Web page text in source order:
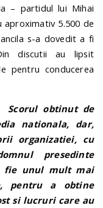
– partidul lui Mihai
aproximativ 5.500 de
s-a dovedit a fi
discutii au lipsit
pentru conducerea
Scorul obtinut de
nationala, dar,
organizatiei, cu
presedinte
fie unul mult mai
pentru a obtine
si lucruri care au